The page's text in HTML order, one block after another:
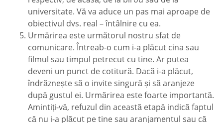
universitate. Vă va aduce un pas mai aproape de
obiectivul dvs. real – întâlnire cu ea.
Urmărirea este următorul nostru sfat de
comunicare. Întreab-o cum i-a plăcut cina sau
filmul sau timpul petrecut cu tine. Ar putea
deveni un punct de cotitură. Dacă i-a plăcut,
îndrăznește să o invite singură și să aranjeze
după gustul ei. Urmărirea este foarte importantă.
Amintiți-vă, refuzul din această etapă indică faptul
că nu i-a plăcut pe tine sau aranjamentul sau că